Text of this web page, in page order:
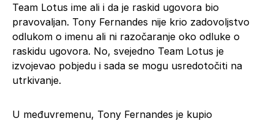
Team Lotus ime ali i da je raskid ugovora bio
pravovaljan. Tony Fernandes nije krio zadovoljstvo
odlukom o imenu ali ni razočaranje oko odluke o
raskidu ugovora. No, svejedno Team Lotus je
izvojevao pobjedu i sada se mogu usredotočiti na
utrkivanje.
U međuvremenu, Tony Fernandes je kupio